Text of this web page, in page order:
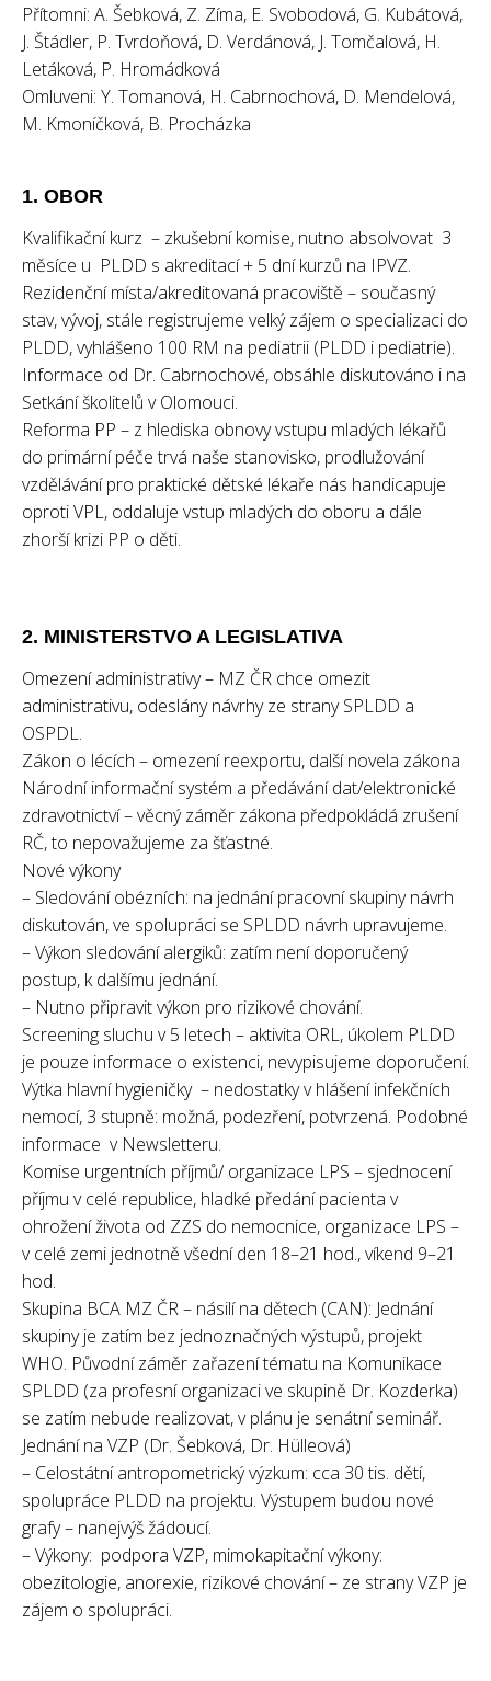
Přítomni: A. Šebková, Z. Zíma, E. Svobodová, G. Kubátová,
J. Štádler, P. Tvrdoňová, D. Verdánová, J. Tomčalová, H.
Letáková, P. Hromádková
Omluveni: Y. Tomanová, H. Cabrnochová, D. Mendelová,
M. Kmoníčková, B. Procházka
1. OBOR
Kvalifikační kurz – zkušební komise, nutno absolvovat 3
měsíce u PLDD s akreditací + 5 dní kurzů na IPVZ.
Rezidenční místa/akreditovaná pracoviště – současný
stav, vývoj, stále registrujeme velký zájem o specializaci do
PLDD, vyhlášeno 100 RM na pediatrii (PLDD i pediatrie).
Informace od Dr. Cabrnochové, obsáhle diskutováno i na
Setkání školitelů v Olomouci.
Reforma PP – z hlediska obnovy vstupu mladých lékařů
do primární péče trvá naše stanovisko, prodlužování
vzdělávání pro praktické dětské lékaře nás handicapuje
oproti VPL, oddaluje vstup mladých do oboru a dále
zhorší krizi PP o děti.
2. MINISTERSTVO A LEGISLATIVA
Omezení administrativy – MZ ČR chce omezit
administrativu, odeslány návrhy ze strany SPLDD a
OSPDL.
Zákon o lécích – omezení reexportu, další novela zákona
Národní informační systém a předávání dat/elektronické
zdravotnictví – věcný záměr zákona předpokládá zrušení
RČ, to nepovažujeme za šťastné.
Nové výkony
– Sledování obézních: na jednání pracovní skupiny návrh
diskutován, ve spolupráci se SPLDD návrh upravujeme.
– Výkon sledování alergiků: zatím není doporučený
postup, k dalšímu jednání.
– Nutno připravit výkon pro rizikové chování.
Screening sluchu v 5 letech – aktivita ORL, úkolem PLDD
je pouze informace o existenci, nevypisujeme doporučení.
Výtka hlavní hygieničky – nedostatky v hlášení infekčních
nemocí, 3 stupně: možná, podezření, potvrzená. Podobné
informace v Newsletteru.
Komise urgentních příjmů/ organizace LPS – sjednocení
příjmu v celé republice, hladké předání pacienta v
ohrožení života od ZZS do nemocnice, organizace LPS –
v celé zemi jednotně všední den 18–21 hod., víkend 9–21
hod.
Skupina BCA MZ ČR – násilí na dětech (CAN): Jednání
skupiny je zatím bez jednoznačných výstupů, projekt
WHO. Původní záměr zařazení tématu na Komunikace
SPLDD (za profesní organizaci ve skupině Dr. Kozderka)
se zatím nebude realizovat, v plánu je senátní seminář.
Jednání na VZP (Dr. Šebková, Dr. Hülleová)
– Celostátní antropometrický výzkum: cca 30 tis. dětí,
spolupráce PLDD na projektu. Výstupem budou nové
grafy – nanejvýš žádoucí.
– Výkony: podpora VZP, mimokapitační výkony:
obezitologie, anorexie, rizikové chování – ze strany VZP je
zájem o spolupráci.